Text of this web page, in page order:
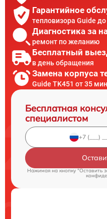
Гарантийное
тепловизора Guide до
Диагностика за
ремонт по желанию
Бесплатный
в день обращения
Замена корпуса
Guide TK451 от 35
Бесплатная
специалистом
Нажимая на кнопку "Оставить